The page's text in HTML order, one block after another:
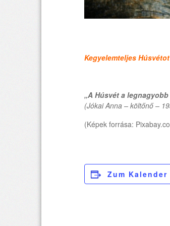
Kegyelemteljes
„A Húsvét a
(Jókai Anna – költőnő –
(Képek forrása:
Zum